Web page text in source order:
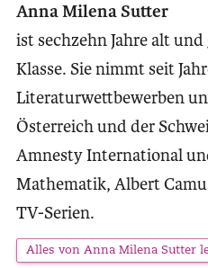
Anna Milena Sutter
ist sechzehn Jahre alt
Klasse. Sie nimmt seit
Literaturwettbewerben
Österreich und der
Amnesty International
Mathematik, Albert
TV-Serien.
Alles von Anna Milena Sutter